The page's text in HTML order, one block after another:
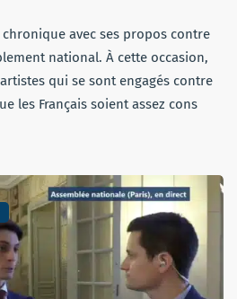
avec ses propos contre
national. À cette occasion,
qui se sont engagés contre
les Français soient assez cons